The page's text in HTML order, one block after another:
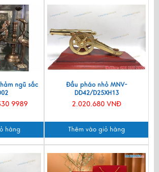
ngũ sắc
9989
hàng
Đầu pháo nhỏ MNV-
DD42/D25XH13
2.020.680 VNĐ
Thêm vào giỏ hàng